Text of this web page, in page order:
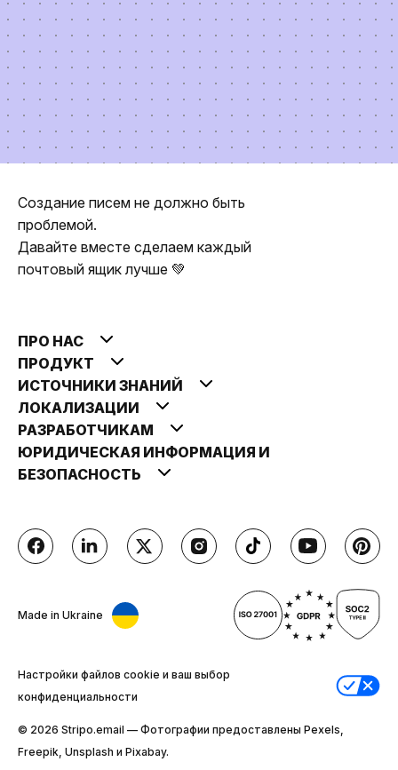
Создание писем не должно быть
проблемой.
Давайте вместе сделаем каждый
почтовый ящик лучше 💚
ПРО НАС
ПРОДУКТ
ИСТОЧНИКИ ЗНАНИЙ
ЛОКАЛИЗАЦИИ
РАЗРАБОТЧИКАМ
ЮРИДИЧЕСКАЯ ИНФОРМАЦИЯ И
БЕЗОПАСНОСТЬ
Made in Ukraine
Настройки файлов cookie и ваш выбор
конфиденциальности
© 2026 Stripо.email — Фотографии предоставлены Pexels,
Freepik, Unsplash и Pixabay.